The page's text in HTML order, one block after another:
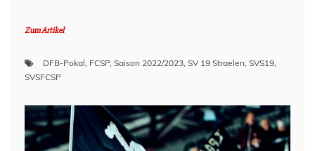
Zum Artikel
DFB-Pokal, FCSP, Saison 2022/2023, SV 19 Straelen, SVS19,
SVSFCSP